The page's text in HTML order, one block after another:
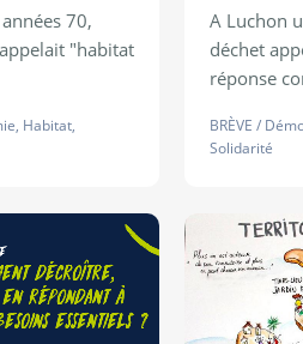
70,
"habitat
, Habitat,
A Luchon
déchet
réponse
BRÈVE /
Solidarité